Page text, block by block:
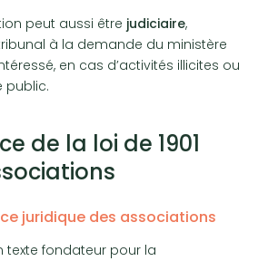
peut aussi être judiciaire,
à la demande du ministère
en cas d’activités illicites ou
public.
de la loi de 1901
juridique des associations
texte fondateur pour la